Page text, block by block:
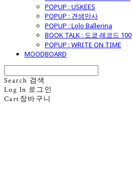
POPUP : USKEES
POPUP : 견생만사
POPUP : Lolo Ballerina
BOOK TALK : 도쿄 레코드 100
POPUP : WRITE ON TIME
MOODBOARD
Search 검색
Log In 로그인
Cart 장바구니